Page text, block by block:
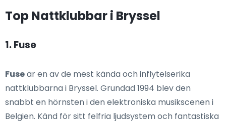
Top Nattklubbar i Bryssel
1. Fuse
Fuseär en av de mest kända och inflytelserika
nattklubbarna i Bryssel. Grundad 1994 blev den
snabbt en hörnsten i den elektroniska musikscenen i
Belgien. Känd för sitt felfria ljudsystem och fantastiska